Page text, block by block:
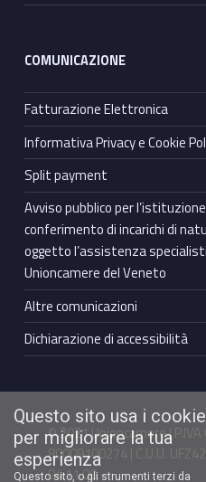
COMUNICAZIONE
Fatturazione Elettronica
Informativa Privacy e Cookie
Split payment
Avviso pubblico per
conferimento di incarichi di
oggetto l’assistenza
Unioncamere del Veneto
Altre comunicazioni
Dichiarazione di accessibilità
© 2021 Unioncamere | P.IVA
80009100274 | C.U.U.
94.11.00
Questo sito usa i cookie
per migliorare la tua
esperienza
Questo sito, o gli strumenti terzi da